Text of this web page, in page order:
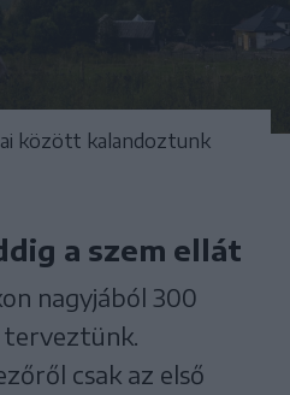
között kalandoztunk
a szem ellát
nagyjából 300
csak az első